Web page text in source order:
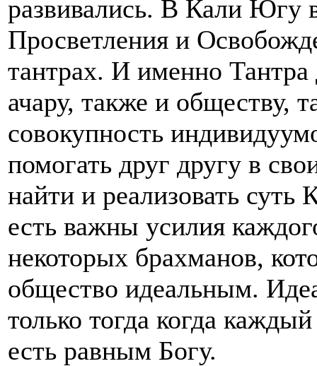
развивались. В Кали Югу
Просветления и
тантрах. И именно
ачару, также и обществу,
совокупность
помогать друг другу в
найти и реализовать суть
есть важны усилия
некоторых брахманов,
общество идеальным.
только тогда когда
есть равным Богу.